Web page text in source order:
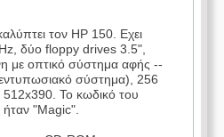
τον HP 150. Εχει
δύο floppy drives 3.5",
με οπτικό σύστημα αφής --
εντυπωσιακό σύστημα), 256
512x390. Το κωδικό του
"Magic".